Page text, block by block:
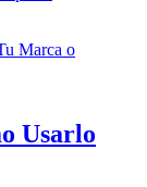
Usarlo